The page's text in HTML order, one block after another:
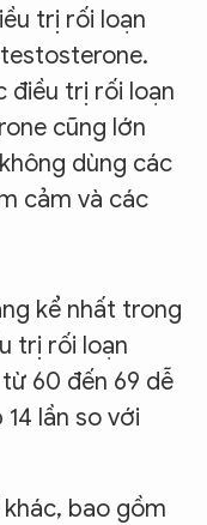
trị rối loạn
điều trị rối loạn
cũng lớn
dùng các
cảm và các
kể nhất trong
trị rối loạn
60 đến 69 dễ
lần so với
bao gồm